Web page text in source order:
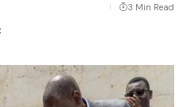
3 Min Read